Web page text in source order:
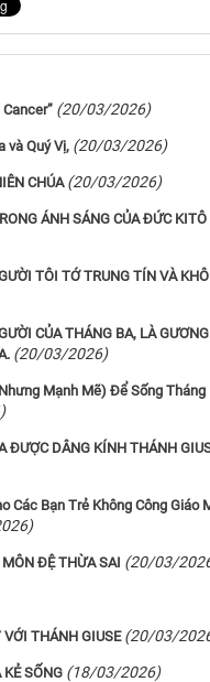
(20/03/2026)
và Quý Vị, (20/03/2026)
CHÚA (20/03/2026)
ÁNH SÁNG CỦA ĐỨC KITÔ
TÔI TỚ TRUNG TÍN VÀ
CỦA THÁNG BA, LÀ
(20/03/2026)
Mạnh Mẽ) Để Sống Tháng
ĐƯỢC DÂNG KÍNH THÁNH
Các Bạn Trẻ Không Công Giáo
ĐỆ THỪA SAI (20/03/
VỚI THÁNH GIUSE (20/03/
KẺ SỐNG (18/03/2026)